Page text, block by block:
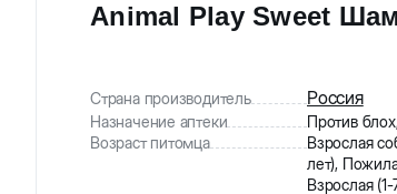
Animal Play Sweet
Страна производитель Россия
Назначение аптеки
Против
Возраст питомца
Взрослая
лет),
Взрослая (1-